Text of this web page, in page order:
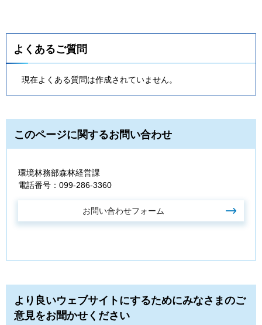
よくあるご質問
現在よくある質問は作成されていません。
このページに関するお問い合わせ
環境林務部森林経営課
電話番号：099-286-3360
より良いウェブサイトにするためにみなさまのご
意見をお聞かせください